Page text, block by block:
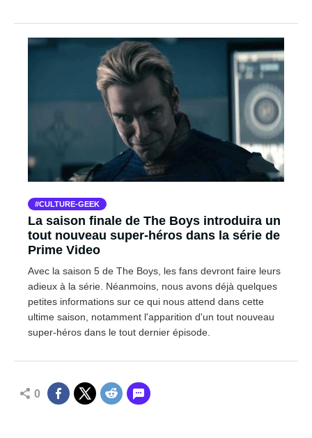
CULTURE-GEEK
La saison finale de The Boys introduira un
tout nouveau super-héros dans la série de
Prime Video
Avec la saison 5 de The Boys, les fans devront faire leurs
adieux à la série. Néanmoins, nous avons déjà quelques
petites informations sur ce qui nous attend dans cette
ultime saison, notamment l'apparition d'un tout nouveau
super-héros dans le tout dernier épisode.
0